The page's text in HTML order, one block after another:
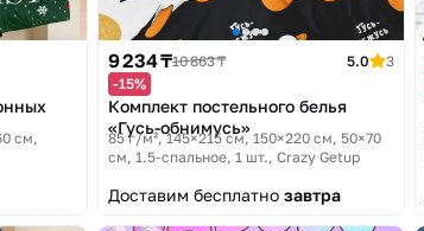
см
9 234 ₸10 863 ₸ 5.0
3
-15%
Комплект постельного белья
«Гусь-обнимусь»
85 г/м², 145×215 см, 150×220 см, 50×70
см, 1.5-спальное, 1 шт. Crazy Getup
Доставим бесплатно завтра